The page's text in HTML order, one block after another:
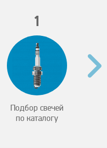
1
Подбор свечей
по каталогу